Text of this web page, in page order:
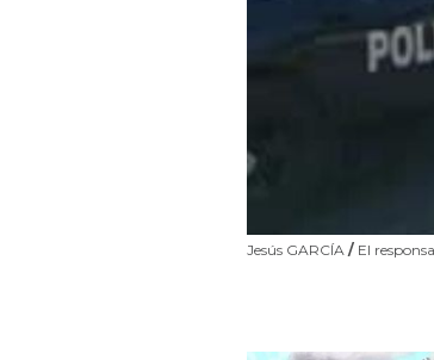
Jesús GARCÍA / El